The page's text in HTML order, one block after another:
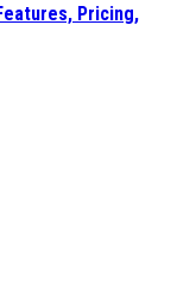
Pricing,